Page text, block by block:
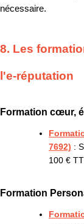
nécessaire.
8. Les
l'e-réputation
Formation cœur,
7692) :
100 €
Formation